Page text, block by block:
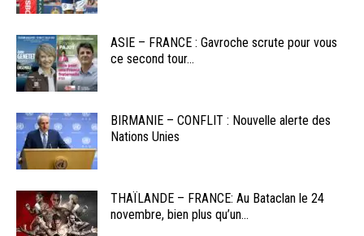
ASIE – FRANCE : Gavroche scrute pour vous
ce second tour...
BIRMANIE – CONFLIT : Nouvelle alerte des
Nations Unies
THAÏLANDE – FRANCE: Au Bataclan le 24
novembre, bien plus qu’un...